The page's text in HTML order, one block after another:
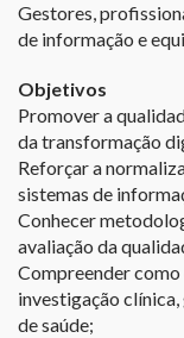
Gestores,
de informação e
Objetivos
Promover a
da transformação
Reforçar a
sistemas de
Conhecer
avaliação da
Compreender
investigação
de saúde;